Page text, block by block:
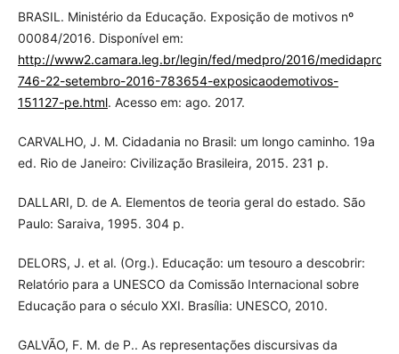
BRASIL. Ministério da Educação. Exposição de motivos nº
00084/2016. Disponível em:
http://www2.camara.leg.br/legin/fed/medpro/2016/
746-22-setembro-2016-783654-exposicaodemotivos-
151127-pe.html. Acesso em: ago. 2017.
CARVALHO, J. M. Cidadania no Brasil: um longo caminho. 19a
ed. Rio de Janeiro: Civilização Brasileira, 2015. 231 p.
DALLARI, D. de A. Elementos de teoria geral do estado. São
Paulo: Saraiva, 1995. 304 p.
DELORS, J. et al. (Org.). Educação: um tesouro a descobrir:
Relatório para a UNESCO da Comissão Internacional sobre
Educação para o século XXI. Brasília: UNESCO, 2010.
GALVÃO, F. M. de P.. As representações discursivas da